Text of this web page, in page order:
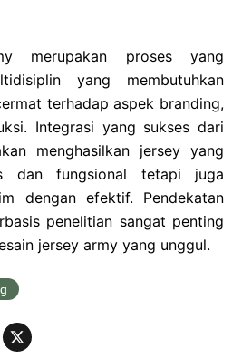
merupakan proses yang
yang membutuhkan
terhadap aspek branding,
Integrasi yang sukses dari
menghasilkan jersey yang
dan fungsional tetapi juga
dengan efektif. Pendekatan
penelitian sangat penting
jersey army yang unggul.
X